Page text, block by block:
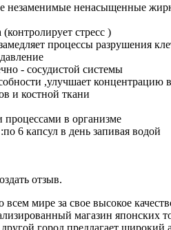
незаменимые ненасыщенные
стресс )
процессы разрушения
- сосудистой системы
,улучшает концентрацию
и костной ткани
процессами в организме
:по 6 капсул в день запивая водой
отзыв.
мире за свое высокое
магазин японских
город предлагает широкий